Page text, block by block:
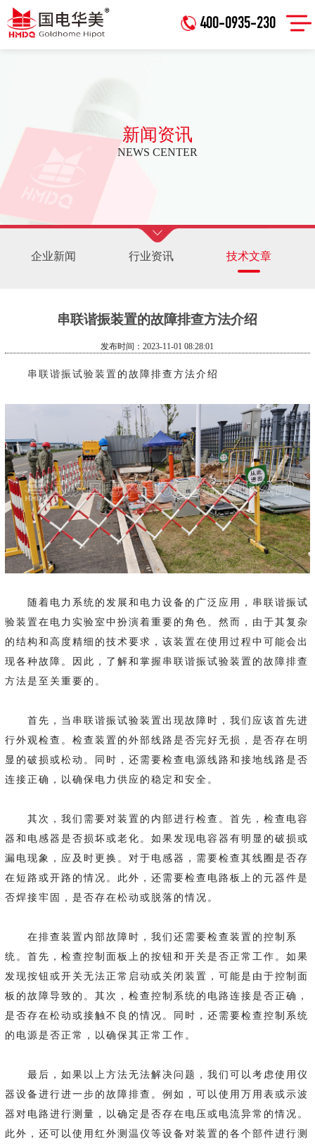
400-0935-230
新闻资讯
NEWS CENTER
企业新闻 行业资讯 技术文章
串联谐振装置的故障排查方法介绍
发布时间：2023-11-01 08:28:01
串联谐振试验装置 的故障排查方法介绍
随着电力系统的发展和电力设备的广泛应用，串联谐振试
验装置在电力实验室中扮演着重要的角色。然而，由于其复杂
的结构和高度精细的技术要求，该装置在使用过程中可能会出
现各种故障。因此，了解和掌握串联谐振试验装置的故障排查
方法是至关重要的。
首先，当串联谐振试验装置出现故障时，我们应该首先进
行外观检查。检查装置的外部线路是否完好无损，是否存在明
显的破损或松动。同时，还需要检查电源线路和接地线路是否
连接正确，以确保电力供应的稳定和安全。
其次，我们需要对装置的内部进行检查。首先，检查电容
器和电感器是否损坏或老化。如果发现电容器有明显的破损或
漏电现象，应及时更换。对于电感器，需要检查其线圈是否存
在短路或开路的情况。此外，还需要检查电路板上的元器件是
否焊接牢固，是否存在松动或脱落的情况。
在排查装置内部故障时，我们还需要检查装置的控制系
统。首先，检查控制面板上的按钮和开关是否正常工作。如果
发现按钮或开关无法正常启动或关闭装置，可能是由于控制面
板的故障导致的。其次，检查控制系统的电路连接是否正确，
是否存在松动或接触不良的情况。同时，还需要检查控制系统
的电源是否正常，以确保其正常工作。
最后，如果以上方法无法解决问题，我们可以考虑使用仪
器设备进行进一步的故障排查。例如，可以使用万用表或示波
器对电路进行测量，以确定是否存在电压或电流异常的情况。
此外，还可以使用红外测温仪等设备对装置的各个部件进行测